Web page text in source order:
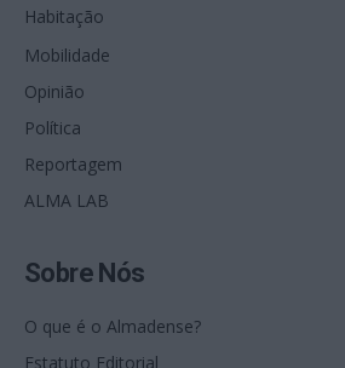
Habitação
Mobilidade
Opinião
Política
Reportagem
ALMA LAB
Sobre Nós
O que é o Almadense?
Estatuto Editorial